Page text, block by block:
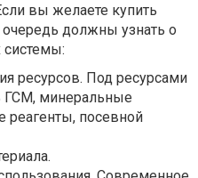
вы желаете купить
должны узнать о
ресурсов. Под ресурсами
ГСМ, минеральные
реагенты, посевной